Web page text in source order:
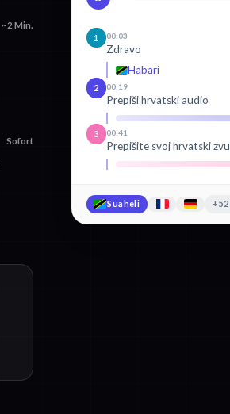
~2 Min.
Sofort
1 00:03
Zdravo
Habari
2 00:19
Prepiši hrvatski audio
3 00:41
Prepišite svoj hrvatski
Suaheli